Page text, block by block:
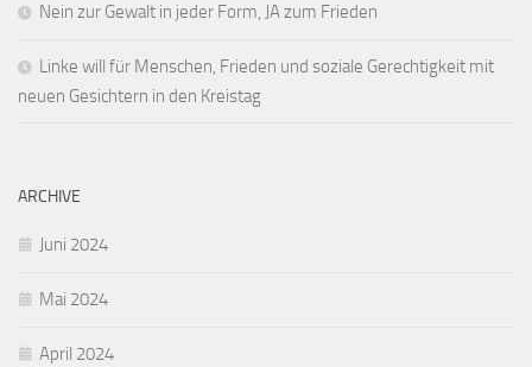
Nein zur Gewalt in jeder Form, JA zum Frieden
Linke will für Menschen, Frieden und soziale Gerechtigkeit mit
neuen Gesichtern in den Kreistag
ARCHIVE
Juni 2024
Mai 2024
April 2024